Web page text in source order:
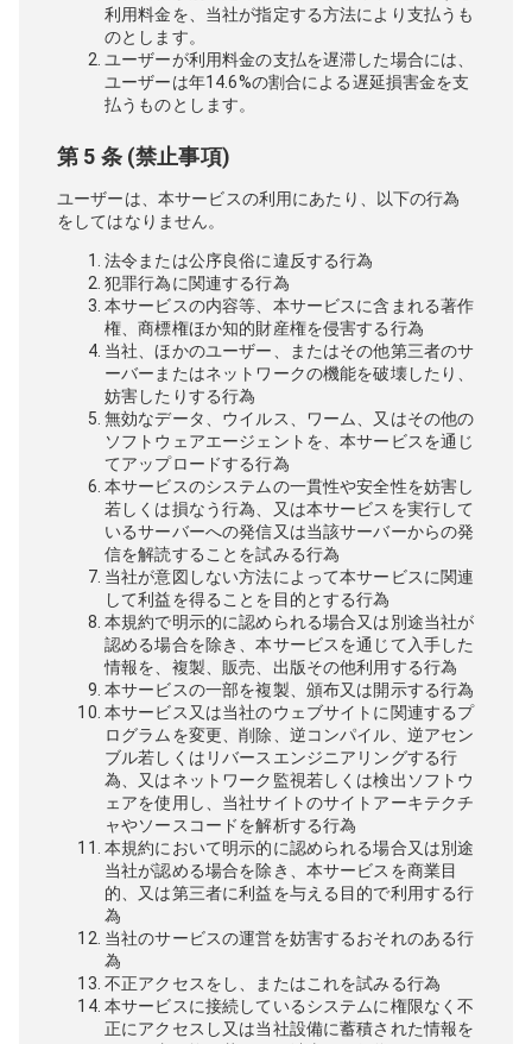
利用料金を、当社が指定する方法により支払うも
のとします。
ユーザーが利用料金の支払を遅滞した場合には、
ユーザーは年14.6%の割合による遅延損害金を支
払うものとします。
第 5 条 (禁止事項)
ユーザーは、本サービスの利用にあたり、以下の行為
をしてはなりません。
法令または公序良俗に違反する行為
犯罪行為に関連する行為
本サービスの内容等、本サービスに含まれる著作
権、商標権ほか知的財産権を侵害する行為
当社、ほかのユーザー、またはその他第三者のサ
ーバーまたはネットワークの機能を破壊したり、
妨害したりする行為
無効なデータ、ウイルス、ワーム、又はその他の
ソフトウェアエージェントを、本サービスを通じ
てアップロードする行為
本サービスのシステムの一貫性や安全性を妨害し
若しくは損なう行為、又は本サービスを実行して
いるサーバーへの発信又は当該サーバーからの発
信を解読することを試みる行為
当社が意図しない方法によって本サービスに関連
して利益を得ることを目的とする行為
本規約で明示的に認められる場合又は別途当社が
認める場合を除き、本サービスを通じて入手した
情報を、複製、販売、出版その他利用する行為
本サービスの一部を複製、頒布又は開示する行為
本サービス又は当社のウェブサイトに関連するプ
ログラムを変更、削除、逆コンパイル、逆アセン
ブル若しくはリバースエンジニアリングする行
為、又はネットワーク監視若しくは検出ソフトウ
ェアを使用し、当社サイトのサイトアーキテクチ
ャやソースコードを解析する行為
本規約において明示的に認められる場合又は別途
当社が認める場合を除き、本サービスを商業目
的、又は第三者に利益を与える目的で利用する行
為
当社のサービスの運営を妨害するおそれのある行
為
不正アクセスをし、またはこれを試みる行為
本サービスに接続しているシステムに権限なく不
正にアクセスし又は当社設備に蓄積された情報を